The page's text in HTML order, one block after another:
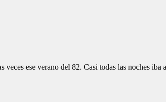
ese verano del 82. Casi todas las noches